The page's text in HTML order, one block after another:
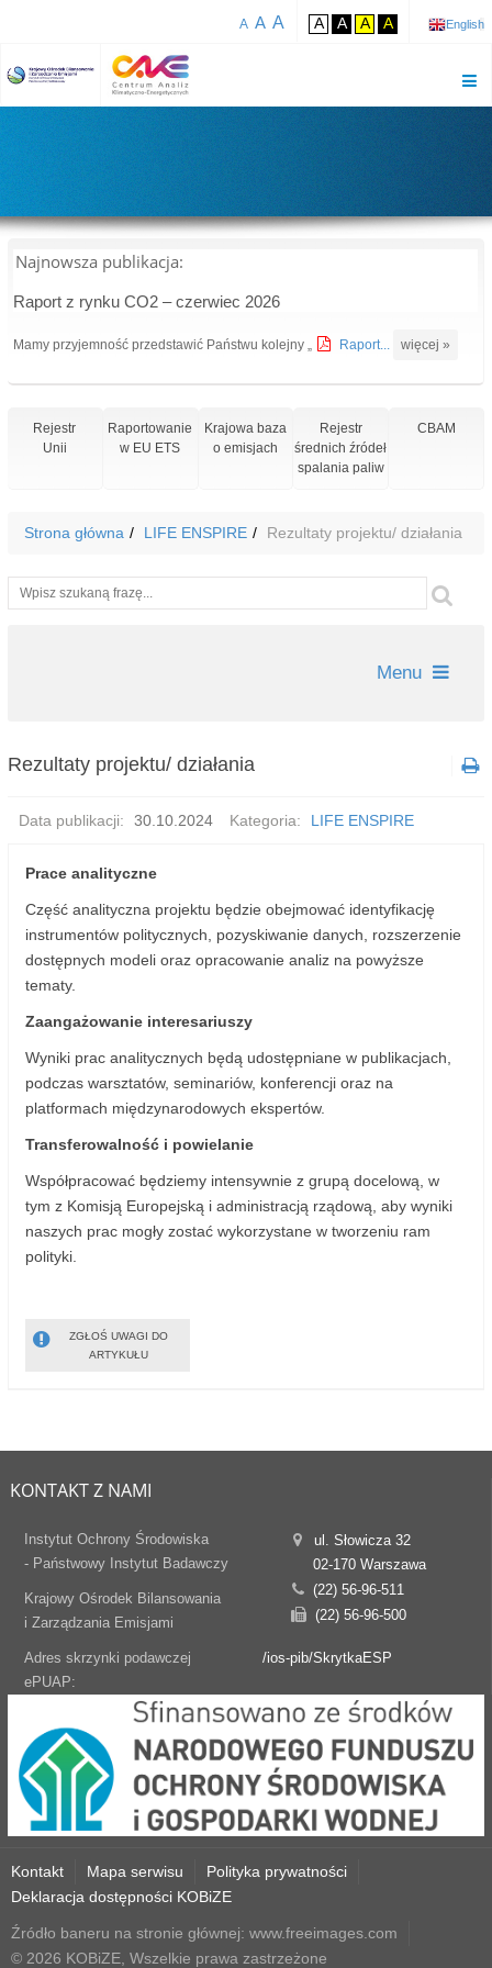
A A A A A A A English
Najnowsza publikacja:
Raport z rynku CO2 – czerwiec 2026
Mamy przyjemność przedstawić Państwu kolejny „ Raport... więcej »
Rejestr
Unii
Raportowanie
w EU ETS
Krajowa baza
o emisjach
Rejestr
średnich źródeł
spalania paliw
CBAM
Strona główna LIFE ENSPIRE Rezultaty projektu/ działania
Wyszukiwarka
Menu
Rezultaty projektu/ działania
Data publikacji: 30.10.2024 Kategoria: LIFE ENSPIRE
Prace analityczne
Część analityczna projektu będzie obejmować identyfikację
instrumentów politycznych, pozyskiwanie danych, rozszerzenie
dostępnych modeli oraz opracowanie analiz na powyższe
tematy.
Zaangażowanie interesariuszy
Wyniki prac analitycznych będą udostępniane w publikacjach,
podczas warsztatów, seminariów, konferencji oraz na
platformach międzynarodowych ekspertów.
Transferowalność i powielanie
Współpracować będziemy intensywnie z grupą docelową, w
tym z Komisją Europejską i administracją rządową, aby wyniki
naszych prac mogły zostać wykorzystane w tworzeniu ram
polityki.
ZGŁOŚ UWAGI DO
ARTYKUŁU
KONTAKT Z NAMI
Instytut Ochrony Środowiska
- Państwowy Instytut Badawczy
Krajowy Ośrodek Bilansowania
i Zarządzania Emisjami
ul. Słowicza 32
02-170 Warszawa
(22) 56-96-511
(22) 56-96-500
Adres skrzynki podawczej
ePUAP:
/ios-pib/SkrytkaESP
Kontakt Mapa serwisu
Polityka prywatności
Deklaracja dostępności KOBiZE
Źródło baneru na stronie głównej: www.freeimages.com
© 2026 KOBiZE, Wszelkie prawa zastrzeżone